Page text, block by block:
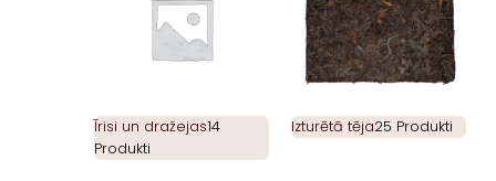
Īrisi un dražejas14
Produkti
Izturētā tēja25 Produkti